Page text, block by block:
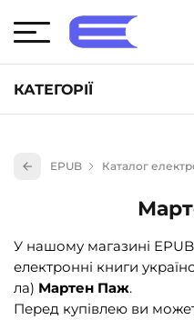
КАТЕГОРІЇ
Книги для дітей (835)
Книги для підлітків (240)
Науково-популярна
Навчальна література та
Енциклопедії,
EPUB Каталог
У нашому магазині
електронні книги
ла) Мартен Паж.
Перед купівлею ви